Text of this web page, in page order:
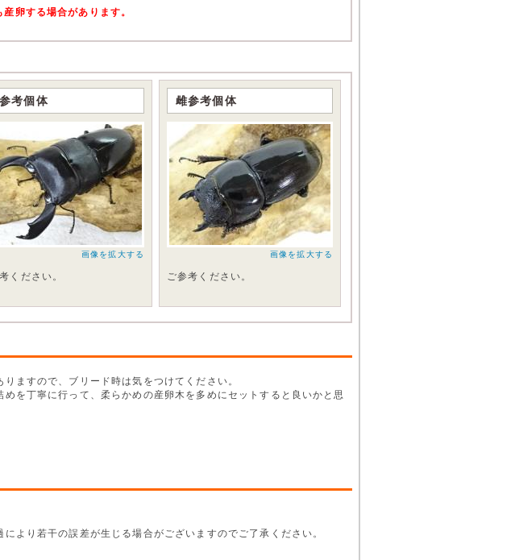
卵する場合があります。
考個体
画像を拡大する
ください。
雌参考個体
画像を拡大する
ご参考ください。
ますので、ブリード時は気をつけてください。
を丁寧に行って、柔らかめの産卵木を多めにセットすると良いかと思
より若干の誤差が生じる場合がございますのでご了承ください。